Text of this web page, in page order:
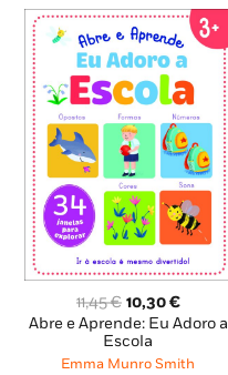
11,45€ O
preço
original
era:
10,30€O
preço
é:
Abre e Aprende: Eu Adoro a
Escola
Emma Munro Smith